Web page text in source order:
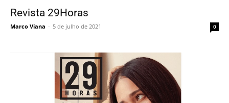
Revista 29Horas
Marco Viana - 5 de julho de 2021 0